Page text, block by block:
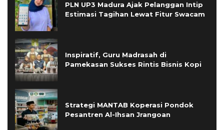
PLN UP3 Madura Ajak Pelanggan Intip
Estimasi Tagihan Lewat Fitur Swacam
Inspiratif, Guru Madrasah di
Pamekasan Sukses Rintis Bisnis Kopi
Strategi MANTAB Koperasi Pondok
Pesantren Al-Ihsan Jrangoan